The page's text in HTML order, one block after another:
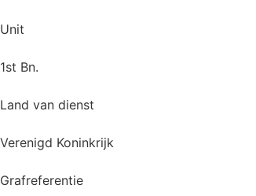
Unit
1st Bn.
Land van dienst
Verenigd Koninkrijk
Grafreferentie